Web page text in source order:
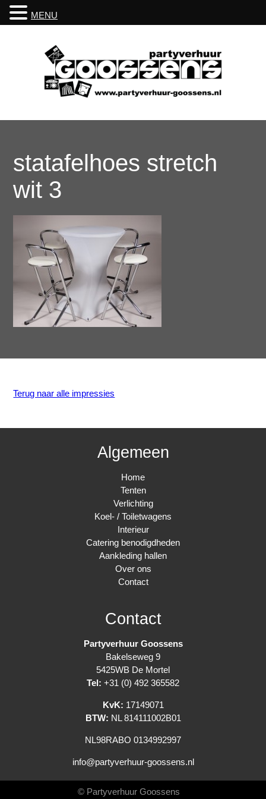
statafelhoes stretch
wit 3
Terug naar alle impressies
Algemeen
Home
Tenten
Verlichting
Koel- / Toiletwagens
Interieur
Catering benodigdheden
Aankleding hallen
Over ons
Contact
Contact
Partyverhuur Goossens
Bakelseweg 9
5425WB De Mortel
Tel: +31 (0) 492 365582
KvK: 17149071
BTW: NL 814111002B01
NL98RABO 0134992997
info@partyverhuur-goossens.nl
© Partyverhuur Goossens
MENU